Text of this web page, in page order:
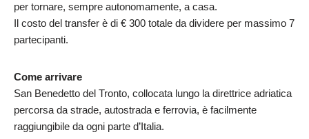
per tornare, sempre autonomamente, a casa.
Il costo del transfer è di € 300 totale da dividere per massimo 7
partecipanti.
Come arrivare
San Benedetto del Tronto, collocata lungo la direttrice adriatica
percorsa da strade, autostrada e ferrovia, è facilmente
raggiungibile da ogni parte d’Italia.